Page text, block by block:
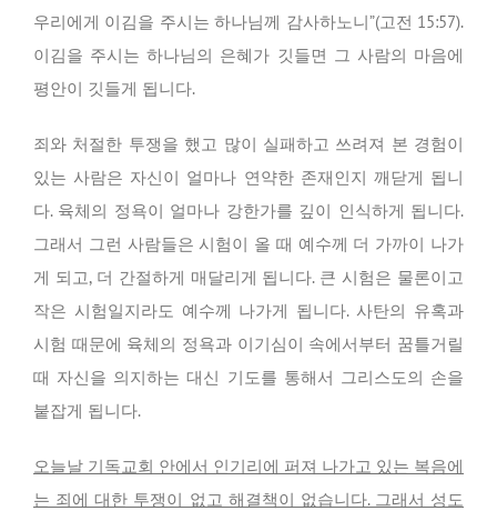
우리에게 이김을 주시는 하나님께 감사하노니”(고전 15:57).
이김을 주시는 하나님의 은혜가 깃들면 그 사람의 마음에
평안이 깃들게 됩니다.
죄와 처절한 투쟁을 했고 많이 실패하고 쓰려져 본 경험이
있는 사람은 자신이 얼마나 연약한 존재인지 깨닫게 됩니
다. 육체의 정욕이 얼마나 강한가를 깊이 인식하게 됩니다.
그래서 그런 사람들은 시험이 올 때 예수께 더 가까이 나가
게 되고, 더 간절하게 매달리게 됩니다. 큰 시험은 물론이고
작은 시험일지라도 예수께 나가게 됩니다. 사탄의 유혹과
시험 때문에 육체의 정욕과 이기심이 속에서부터 꿈틀거릴
때 자신을 의지하는 대신 기도를 통해서 그리스도의 손을
붙잡게 됩니다.
오늘날 기독교회 안에서 인기리에 퍼져 나가고 있는 복음에
는 죄에 대한 투쟁이 없고 해결책이 없습니다. 그래서 성도